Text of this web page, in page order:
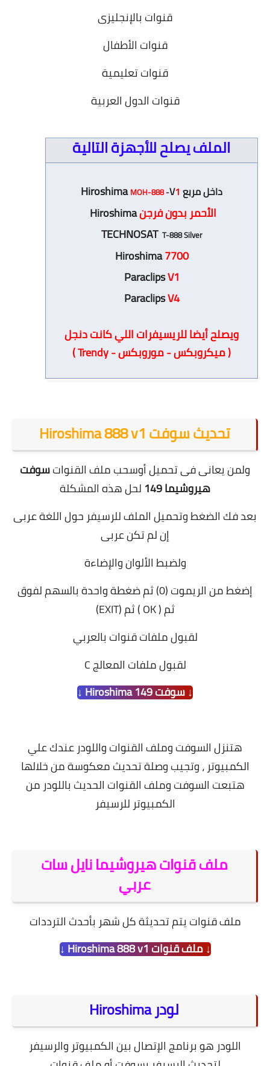
قنوات بالإنجليزى
قنوات الأطفال
قنوات تعليمية
قنوات الدول العربية
الملف يصلح للأجهزة التالية
داخل مربع Hiroshima MOH-888-V1
الأحمر بدون فرجنHiroshima
TECHNOSAT T-888 Silver
Hiroshima7700
ParaclipsV1
ParaclipsV4
ويصلح أيضا للريسيفرات اللي كانت دنجل
( ميكروبكس - موروبكس - Trendy )
تحديث سوفت Hiroshima 888 v1
ولمن يعانى فى تحميل أوسحب ملف القنواتسوفت
هيروشيما 149
لحل هذه المشكلة
بعد فك الضغط وتحميل الملف للرسيفر حول اللغة عربى
إن لم تكن عربى
ولضبط الألوان والإضاءة
إضغط من الريموت (0) ثم ضغطة واحدة بالسهم لفوق
ثم ( OK ) ثم (EXIT)
لقبول ملفات قنوات بالعربي
لقبول ملفات المعالج C
↓ سوفت Hiroshima 149 ↓
هتنزل السوفت وملف القنوات واللودر عندك علي
الكمبيوتر ،وتجيب وصلة تحديث معكوسة من خلالها
هتبعت السوفت وملف القنوات الحديث باللودر من
الكمبيوتر للرسيفر
ملف قنوات هيروشيما نايل سات
عربي
ملف قنوات يتم تحديثة كل شهر بأحدث الترددات
↓ ملف قنوات Hiroshima 888 v1 ↓
لودر Hiroshima
اللودر هو برنامج الإتصال بين الكمبيوتر والرسيفر